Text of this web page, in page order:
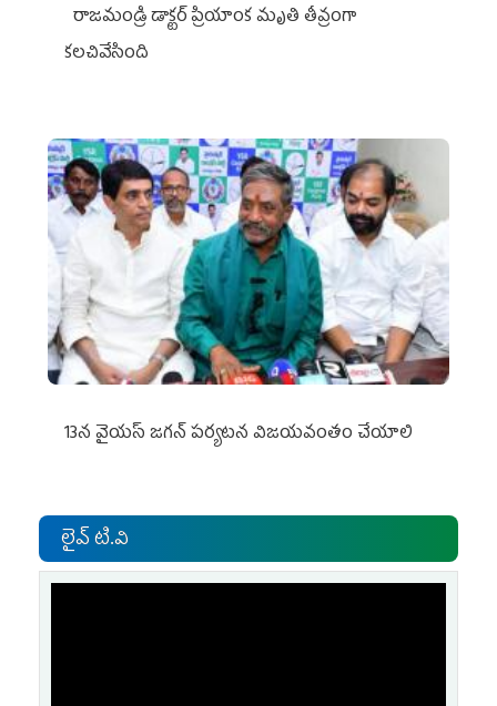
రాజమండ్రి డాక్టర్‌ ప్రియాంక మృతి తీవ్రంగా
కలచివేసింది
13న వైయస్‌ జగన్‌ పర్యటన విజయవంతం చేయాలి
లైవ్ టి.వి